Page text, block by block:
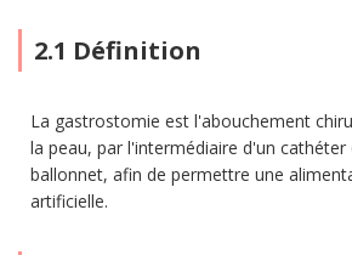
2.1 Définition
La gastrostomie est l'abouchement
la peau, par l'intermédiaire d'un
ballonnet, afin de permettre une
artificielle.